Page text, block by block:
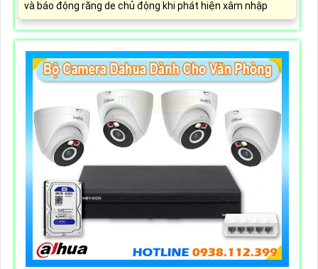
và báo động răng de chủ động khi phát hiện xâm nhập